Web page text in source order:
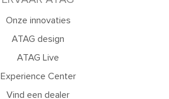
Onze innovaties
ATAG design
ATAG Live
Experience Center
Vind een dealer